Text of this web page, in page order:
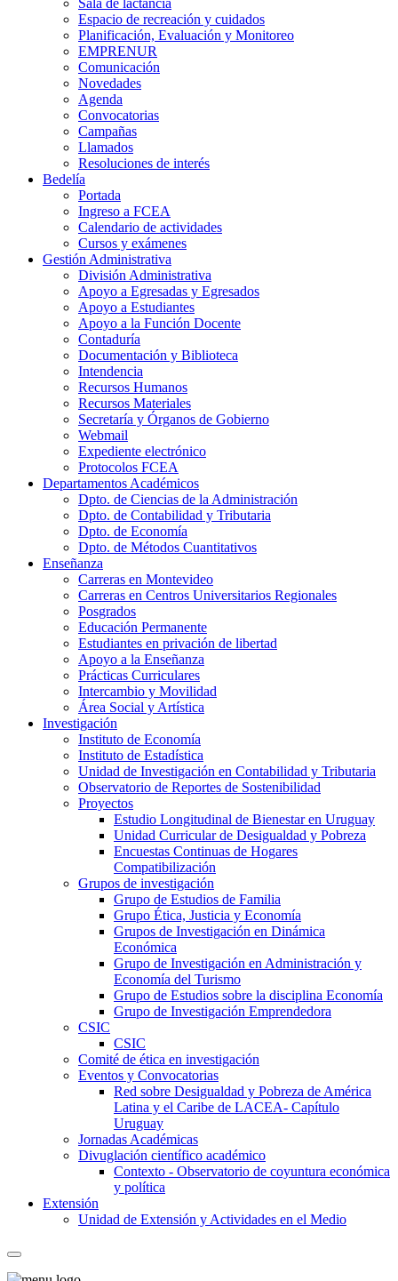
Espacio de recreación y cuidados
Planificación, Evaluación y Monitoreo
EMPRENUR
Comunicación
Novedades
Agenda
Convocatorias
Campañas
Llamados
Resoluciones de interés
Bedelía
Portada
Ingreso a FCEA
Calendario de actividades
Cursos y exámenes
Gestión Administrativa
División Administrativa
Apoyo a Egresadas y Egresados
Apoyo a Estudiantes
Apoyo a la Función Docente
Contaduría
Documentación y Biblioteca
Intendencia
Recursos Humanos
Recursos Materiales
Secretaría y Órganos de Gobierno
Webmail
Expediente electrónico
Protocolos FCEA
Departamentos Académicos
Dpto. de Ciencias de la Administración
Dpto. de Contabilidad y Tributaria
Dpto. de Economía
Dpto. de Métodos Cuantitativos
Enseñanza
Carreras en Montevideo
Carreras en Centros Universitarios Regionales
Posgrados
Educación Permanente
Estudiantes en privación de libertad
Apoyo a la Enseñanza
Prácticas Curriculares
Intercambio y Movilidad
Área Social y Artística
Investigación
Instituto de Economía
Instituto de Estadística
Unidad de Investigación en Contabilidad y Tributaria
Observatorio de Reportes de Sostenibilidad
Proyectos
Estudio Longitudinal de Bienestar en Uruguay
Unidad Curricular de Desigualdad y Pobreza
Encuestas Continuas de Hogares
Compatibilización
Grupos de investigación
Grupo de Estudios de Familia
Grupo Ética, Justicia y Economía
Grupos de Investigación en Dinámica
Económica
Grupo de Investigación en Administración y
Economía del Turismo
Grupo de Estudios sobre la disciplina Economía
Grupo de Investigación Emprendedora
CSIC
CSIC
Comité de ética en investigación
Eventos y Convocatorias
Red sobre Desigualdad y Pobreza de América
Latina y el Caribe de LACEA- Capítulo
Uruguay
Jornadas Académicas
Divuglación científico académico
Contexto - Observatorio de coyuntura económica
y política
Extensión
Unidad de Extensión y Actividades en el Medio